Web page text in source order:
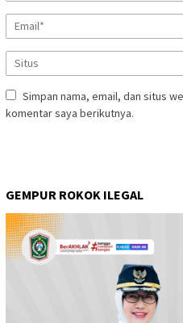
Simpan nama, email, dan situs
komentar saya berikutnya.
GEMPUR ROKOK ILEGAL